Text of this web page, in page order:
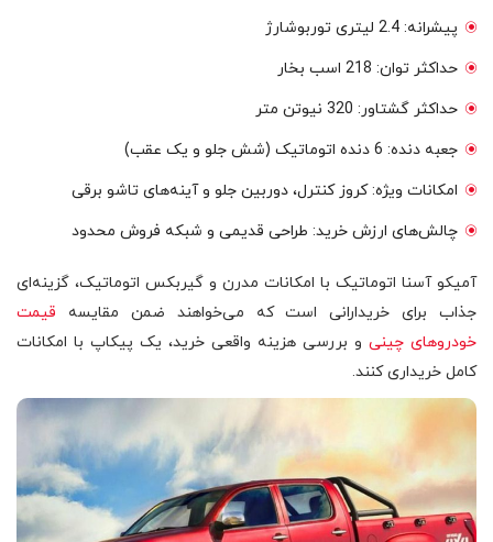
پیشرانه: 2.4 لیتری توربوشارژ
حداکثر توان: 218 اسب بخار
حداکثر گشتاور: 320 نیوتن متر
جعبه دنده: 6 دنده اتوماتیک (شش جلو و یک عقب)
امکانات ویژه: کروز کنترل، دوربین جلو و آینه‌های تاشو برقی
چالش‌های ارزش خرید: طراحی قدیمی و شبکه فروش محدود
آمیکو آسنا اتوماتیک با امکانات مدرن و گیربکس اتوماتیک، گزینه‌ای
جذاب برای خریدارانی است که می‌خواهند ضمن مقایسه قیمت
خودروهای چینی و بررسی هزینه واقعی خرید، یک پیکاپ با امکانات
کامل خریداری کنند.